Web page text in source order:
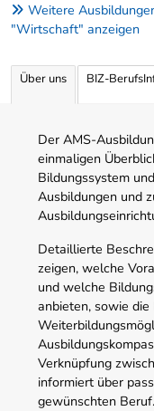
Weitere
"Wirtschaft" anzeigen
Über uns BIZ-
Der AMS-
einmaligen
Bildungssystem
Ausbildungen und
Detaillierte
zeigen, welche
und welche
anbieten, sowie
Verknüpfung
informiert über
gewünschten Beruf.